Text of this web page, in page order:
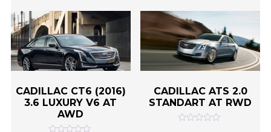
CADILLAC CT6 (2016)
3.6 LUXURY V6 AT
AWD
CADILLAC ATS 2.0
STANDART AT RWD